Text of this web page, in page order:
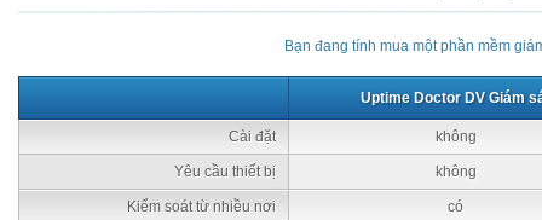
Bạn đang tính mua một phần mềm
Uptime Doctor DV Giám
Cài đặt không
Yêu cầu thiết bị không
Kiểm soát từ nhiều nơi có